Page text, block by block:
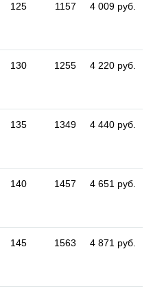
125 1157 4 009 руб.
130 1255 4 220 руб.
135 1349 4 440 руб.
140 1457 4 651 руб.
145 1563 4 871 руб.